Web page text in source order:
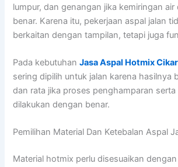
lumpur, dan genangan jika kemiringan
benar. Karena itu, pekerjaan aspal jalan
berkaitan dengan tampilan, tetapi juga
Pada kebutuhanJasa Aspal Hotmix
sering dipilih untuk jalan karena hasilnya
dan rata jika proses penghamparan
dilakukan dengan benar.
Pemilihan Material Dan Ketebalan Aspal
Material hotmix perlu disesuaikan